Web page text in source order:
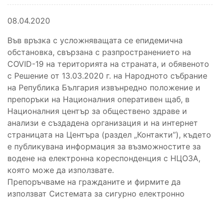
08.04.2020
Във връзка с усложняващата се епидемична
обстановка, свързана с разпространението на
COVID-19 на територията на страната, и обявеното
с Решение от 13.03.2020 г. на Народното събрание
на Република България извънредно положение и
препоръки на Националния оперативен щаб, в
Националния център за обществено здраве и
анализи е създадена организация и на интернет
страницата на Центъра (раздел „Контакти”), където
е публикувана информация за възможностите за
водене на електронна кореспонденция с НЦОЗА,
която може да използвате.
Препоръчваме на гражданите и фирмите да
използват Системата за сигурно електронно